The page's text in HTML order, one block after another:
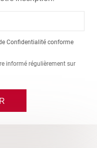
Confidentialité conforme
informé régulièrement sur